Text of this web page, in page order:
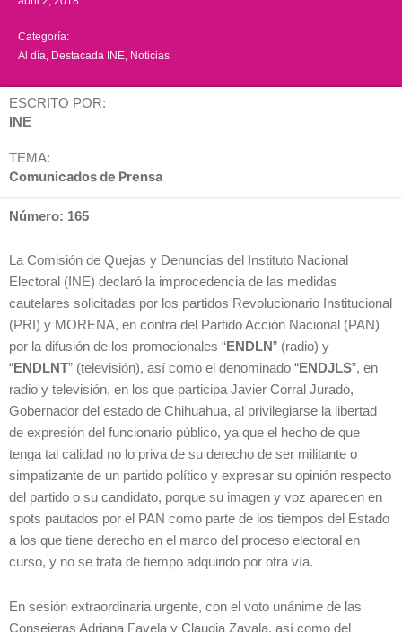
Categoría:
Al día Destacada INE Noticias
ESCRITO POR:
INE
TEMA:
Comunicados de Prensa
Número: 165
La Comisión de Quejas y Denuncias del Instituto Nacional
Electoral (INE) declaró la improcedencia de las medidas
cautelares solicitadas por los partidos Revolucionario Institucional
(PRI) y MORENA, en contra del Partido Acción Nacional (PAN)
por la difusión de los promocionales “ENDLN” (radio) y
“ENDLNT” (televisión), así como el denominado “ENDJLS”, en
radio y televisión, en los que participa Javier Corral Jurado,
Gobernador del estado de Chihuahua, al privilegiarse la libertad
de expresión del funcionario público, ya que el hecho de que
tenga tal calidad no lo priva de su derecho de ser militante o
simpatizante de un partido político y expresar su opinión respecto
del partido o su candidato, porque su imagen y voz aparecen en
spots pautados por el PAN como parte de los tiempos del Estado
a los que tiene derecho en el marco del proceso electoral en
curso, y no se trata de tiempo adquirido por otra vía.
En sesión extraordinaria urgente, con el voto unánime de las
Consejeras Adriana Favela y Claudia Zavala, así como del